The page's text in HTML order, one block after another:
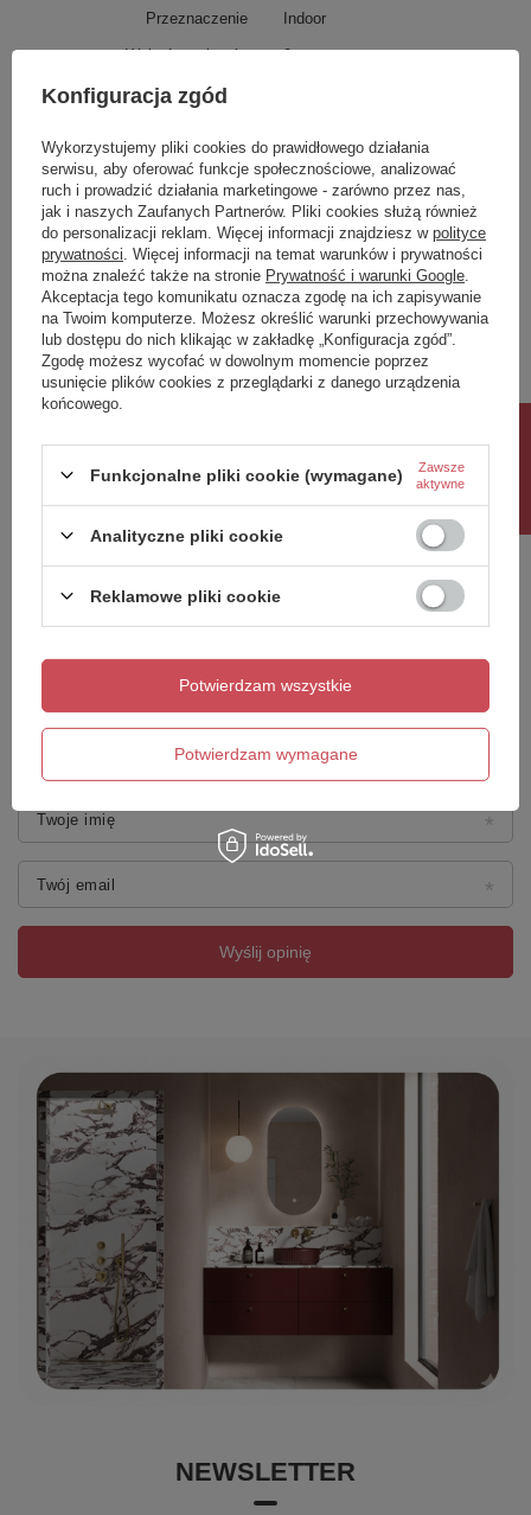
Przeznaczenie Indoor
Wykończenie nóg 0
Czy wymagany montaż
o czas oczekiwania i dostępność
produktu.
Potrzebujesz pomocy? Masz pytania?
Zadaj pytanie a my odpowiemy niezwłocznie,
najciekawsze pytania i odpowiedzi publikując
dla innych.
Zadaj pytanie
Napisz swoją opinię
Twoja ocena:
5/5
Treść twojej opinii
Dodaj własne zdjęcie produktu:
Twoje imię
Twój email
Wyślij opinię
NEWSLETTER
Konfiguracja zgód
Wykorzystujemy pliki cookies do prawidłowego działania
serwisu, aby oferować funkcje społecznościowe, analizować
ruch i prowadzić działania marketingowe - zarówno przez nas,
jak i naszych Zaufanych Partnerów. Pliki cookies służą również
do personalizacji reklam. Więcej informacji znajdziesz w polityce
prywatności . Więcej informacji na temat warunków i prywatności
można znaleźć także na stronie Prywatność i warunki Google
Akceptacja tego komunikatu oznacza zgodę na ich zapisywanie
na Twoim komputerze. Możesz określić warunki przechowywania
lub dostępu do nich klikając w zakładkę „Konfiguracja zgód”.
Zgodę możesz wycofać w dowolnym momencie poprzez
usunięcie plików cookies z przeglądarki z danego urządzenia
końcowego.
Funkcjonalne pliki cookie (wymagane)
Zawsze
aktywne
Analityczne pliki cookie
Reklamowe pliki cookie
Potwierdzam wymagane
Potwierdzam wszystkie